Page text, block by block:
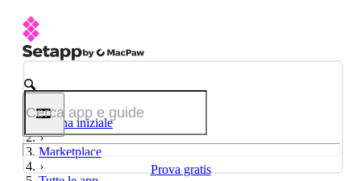
Prova gratis
Pagina iniziale
Marketplace